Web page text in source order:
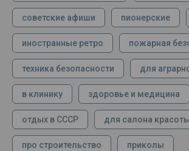
советские афиши пионерские
иностранные ретро пожарная
техника безопасности для
в клинику здоровье и медицина
отдых в СССР для салона красоты
про строительство приколы